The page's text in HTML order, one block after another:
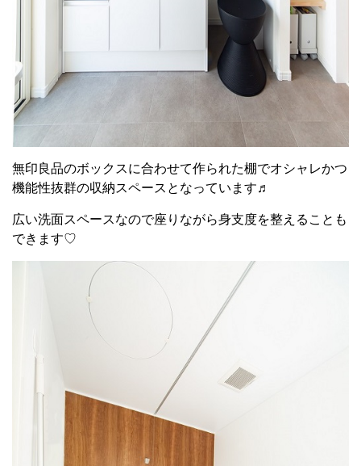
無印良品のボックスに合わせて作られた棚でオシャレかつ
機能性抜群の収納スペースとなっています♬
広い洗面スペースなので座りながら身支度を整えることも
できます♡